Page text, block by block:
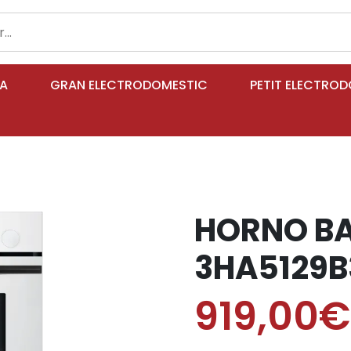
GRAN ELECTRODOMESTIC PETIT
HORNO
919,00€